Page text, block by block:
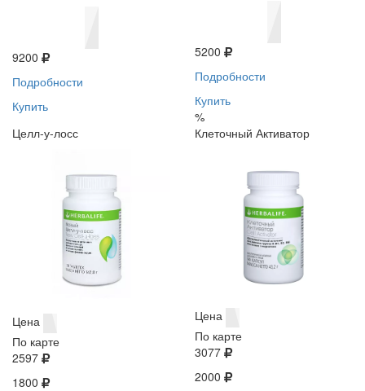
9200
Подробности
Купить
5200
Подробности
Купить
%
Целл-у-лосс
Цена
По карте
2597
1800
Клеточный Активатор
Цена
По карте
3077
2000